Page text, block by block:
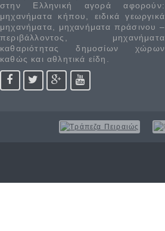
στην Ελληνική αγορά αφορούν:
μηχανήματα κήπου, ειδικά γεωργικά
μηχανήματα, μηχανήματα πράσινου –
περιβάλλοντος, μηχανήματα
καθαριότητας δημοσίων χώρων
καθώς και αθλητικά είδη.